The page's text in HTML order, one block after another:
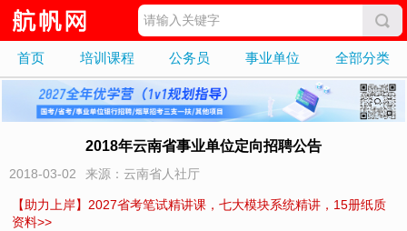
首页 培训课程 公务员 事业单位 全部分类
2018年云南省事业单位定向招聘公告
2018-03-02 来源：云南省人社厅
【助力上岸】2027省考笔试精讲课，七大模块系统精讲，15册纸质
资料>>